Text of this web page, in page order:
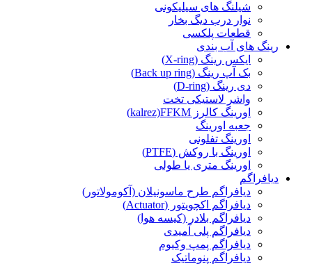
شیلنگ های سیلیکونی
نوار درب دیگ بخار
قطعات پلکسی
رینگ های آب بندی
ایکس رینگ (X-ring)
بک آپ رینگ (Back up ring)
دی رینگ (D-ring)
واشر لاستیکی تخت
اورینگ کالرز kalrez)FFKM)
جعبه اورینگ
اورینگ تفلونی
اورینگ با روکش (PTFE)
اورینگ متری یا طولی
دیافراگم
دیافراگم طرح ماسونیلان (آکومولاتور)
دیافراگم اکچویتور (Actuator)
دیافراگم بلادر (کیسه هوا)
دیافراگم پلی آمیدی
دیافراگم پمپ وکیوم
دیافراگم پنوماتیک